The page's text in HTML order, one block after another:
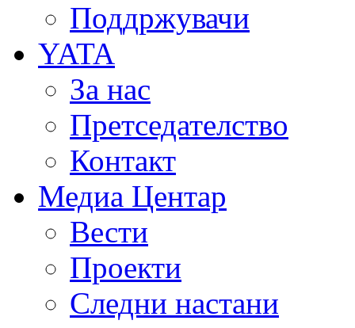
Поддржувачи
YATA
За нас
Претседателство
Контакт
Медиа Центар
Вести
Проекти
Следни настани